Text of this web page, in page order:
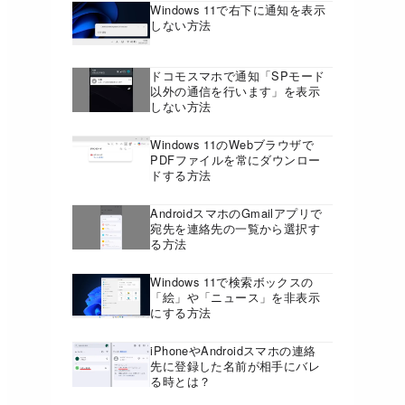
Windows 11で右下に通知を表示
しない方法
ドコモスマホで通知「SPモード
以外の通信を行います」を表示
しない方法
Windows 11のWebブラウザで
PDFファイルを常にダウンロー
ドする方法
AndroidスマホのGmailアプリで
宛先を連絡先の一覧から選択す
る方法
Windows 11で検索ボックスの
「絵」や「ニュース」を非表示
にする方法
iPhoneやAndroidスマホの連絡
先に登録した名前が相手にバレ
る時とは？